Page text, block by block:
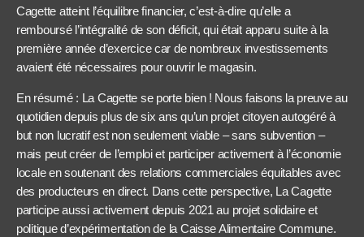
Cagette atteint l’équilibre financier, c’est-à-dire qu’elle a
remboursé l’intégralité de son déficit, qui était apparu suite à la
première année d’exercice car de nombreux investissements
avaient été nécessaires pour ouvrir le magasin.
En résumé : La Cagette se porte bien ! Nous faisons la preuve au
quotidien depuis plus de six ans qu’un projet citoyen autogéré à
but non lucratif est non seulement viable – sans subvention –
mais peut créer de l’emploi et participer activement à l’économie
locale en soutenant des relations commerciales équitables avec
des producteurs en direct. Dans cette perspective, La Cagette
participe aussi activement depuis 2021 au projet solidaire et
politique d’expérimentation de la Caisse Alimentaire Commune.